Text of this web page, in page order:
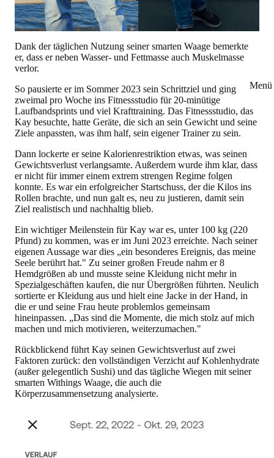
Menü
Dank der täglichen Nutzung seiner smarten Waage bemerkte
er, dass er neben Wasser- und Fettmasse auch Muskelmasse
verlor.
So pausierte er im Sommer 2023 sein Schrittziel und ging
zweimal pro Woche ins Fitnessstudio für 20-minütige
Laufbandsprints und viel Krafttraining. Das Fitnessstudio, das
Kay besuchte, hatte Geräte, die sich an sein Gewicht und seine
Ziele anpassten, was ihm half, sein eigener Trainer zu sein.
Dann lockerte er seine Kalorienrestriktion etwas, was seinen
Gewichtsverlust verlangsamte. Außerdem wurde ihm klar, dass
er nicht für immer einem extrem strengen Regime folgen
konnte. Es war ein erfolgreicher Startschuss, der die Kilos ins
Rollen brachte, und nun galt es, neu zu justieren, damit sein
Ziel realistisch und nachhaltig blieb.
Ein wichtiger Meilenstein für Kay war es, unter 100 kg (220
Pfund) zu kommen, was er im Juni 2023 erreichte. Nach seiner
eigenen Aussage war dies „ein besonderes Ereignis, das meine
Seele berührt hat." Zu seiner großen Freude nahm er 8
Hemdgrößen ab und musste seine Kleidung nicht mehr in
Spezialgeschäften kaufen, die nur Übergrößen führten. Neulich
sortierte er Kleidung aus und hielt eine Jacke in der Hand, in
die er und seine Frau heute problemlos gemeinsam
hineinpassen. „Das sind die Momente, die mich stolz auf mich
machen und mich motivieren, weiterzumachen."
Rückblickend führt Kay seinen Gewichtsverlust auf zwei
Faktoren zurück: den vollständigen Verzicht auf Kohlenhydrate
(außer gelegentlich Sushi) und das tägliche Wiegen mit seiner
smarten Withings Waage, die auch die
Körperzusammensetzung analysierte.